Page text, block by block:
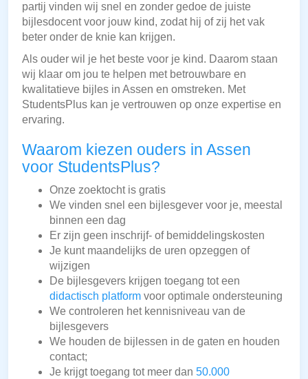
partij vinden wij snel en zonder gedoe de juiste
bijlesdocent voor jouw kind, zodat hij of zij het vak
beter onder de knie kan krijgen.
Als ouder wil je het beste voor je kind. Daarom staan
wij klaar om jou te helpen met betrouwbare en
kwalitatieve bijles in Assen en omstreken. Met
StudentsPlus kan je vertrouwen op onze expertise en
ervaring.
Waarom kiezen ouders in Assen
voor StudentsPlus?
Onze zoektocht is gratis
We vinden snel een bijlesgever voor je, meestal
binnen een dag
Er zijn geen inschrijf- of bemiddelingskosten
Je kunt maandelijks de uren opzeggen of
wijzigen
De bijlesgevers krijgen toegang tot een
didactisch platform voor optimale ondersteuning
We controleren het kennisniveau van de
bijlesgevers
We houden de bijlessen in de gaten en houden
contact;
Je krijgt toegang tot meer dan 50.000